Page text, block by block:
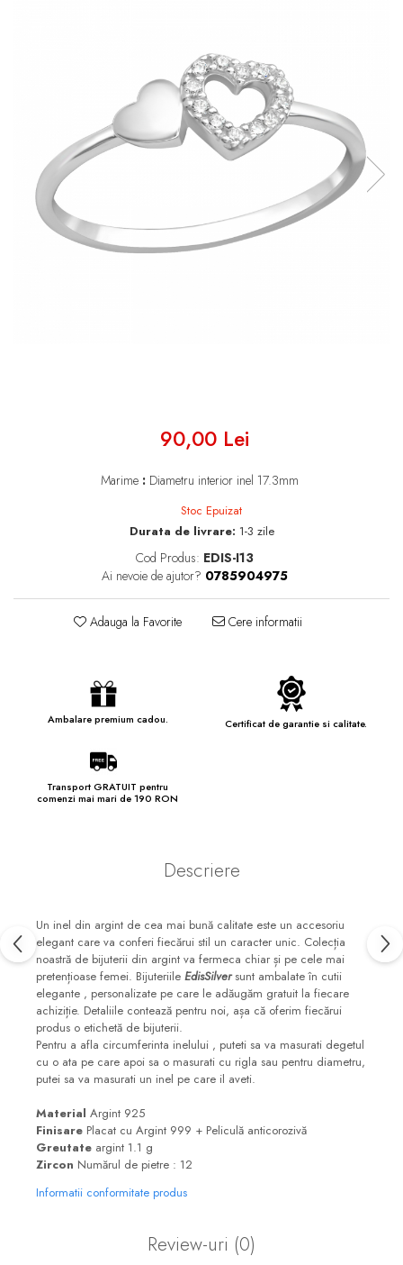
90,00 Lei
Marime : Diametru interior inel 17.3mm
Stoc Epuizat
Durata de livrare: 1-3 zile
Cod Produs: EDIS-I13
Ai nevoie de ajutor? 0785904975
Adauga la Favorite Cere informatii
Ambalare premium cadou. Certificat de garantie si calitate.
Transport GRATUIT pentru
comenzi mai mari de 190 RON
Descriere
Un inel din argint de cea mai bună calitate este un accesoriu
elegant care va conferi fiecărui stil un caracter unic. Colecția
noastră de bijuterii din argint va fermeca chiar și pe cele mai
pretențioase femei. Bijuteriile EdisSilversunt ambalate în cutii
elegante , personalizate pe care le adăugăm gratuit la fiecare
achiziție. Detaliile contează pentru noi, așa că oferim fiecărui
produs o etichetă de bijuterii.
Pentru a afla circumferinta inelului , puteti sa va masurati degetul
cu o ata pe care apoi sa o masurati cu rigla sau pentru diametru,
putei sa va masurati un inel pe care il aveti.
Material Argint 925
Finisare Placat cu Argint 999 + Peliculă anticorozivă
Greutate argint 1.1 g
Zircon Numărul de pietre : 12
Informatii conformitate produs
Review-uri (0)